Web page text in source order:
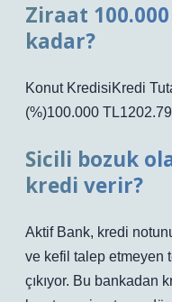
Ziraat
kadar?
Konut KredisiKredi
(%)100.000
Sicili bozuk
kredi verir?
Aktif Bank, kredi
ve kefil talep etmeyen
çıkıyor. Bu bankadan